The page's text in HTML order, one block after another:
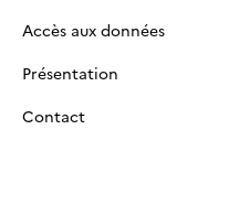
Accès aux données
Présentation
Contact